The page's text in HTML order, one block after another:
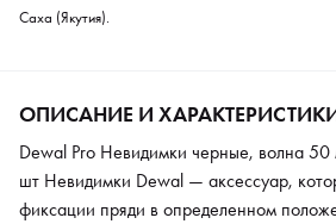
Саха (Якутия).
ОПИСАНИЕ И
Dewal Pro Невидимки черные, волна
шт Невидимки Dewal — аксессуар,
фиксации пряди в определенном